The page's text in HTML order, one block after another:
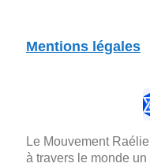
Mentions légales
Le Mouvement
à travers le monde